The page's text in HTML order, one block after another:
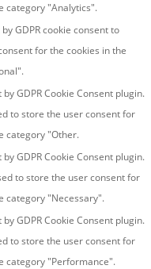
category "Analytics".
GDPR cookie consent to
for the cookies in the
GDPR Cookie Consent plugin.
to store the user consent for
category "Other.
GDPR Cookie Consent plugin.
to store the user consent for
category "Necessary".
GDPR Cookie Consent plugin.
to store the user consent for
category "Performance".